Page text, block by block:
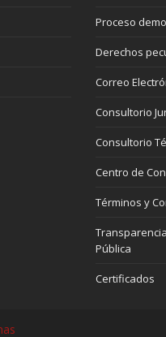
Proceso
Derechos
Correo
Consultorio
Consultorio
Centro de
Términos y
Pública
Certificados